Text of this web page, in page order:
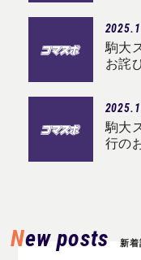
駒大
お詫
駒大
行の
New posts 新着